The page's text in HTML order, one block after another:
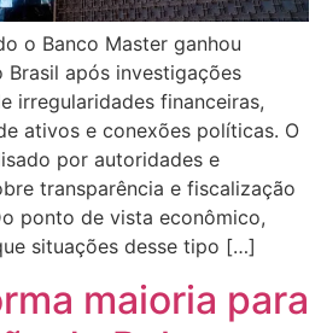
o Banco Master ganhou
Brasil após investigações
irregularidades financeiras,
ativos e conexões políticas. O
por autoridades e
transparência e fiscalização
ponto de vista econômico,
situações desse tipo […]
maioria para